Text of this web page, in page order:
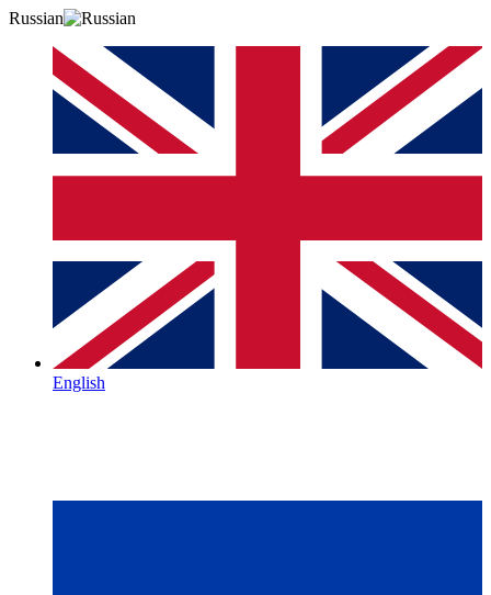
Russian
English